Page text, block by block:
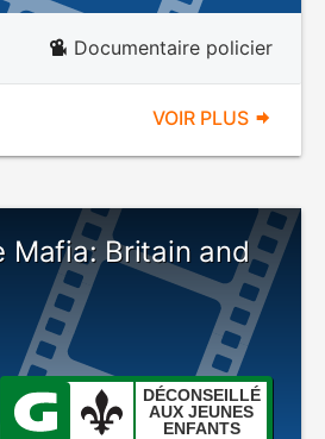
Documentaire policier
VOIR PLUS
Mafia: Britain and
DÉCONSEILLÉ
AUX JEUNES
ENFANTS